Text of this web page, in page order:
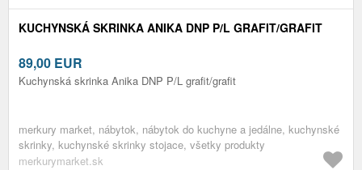
KUCHYNSKÁ SKRINKA ANIKA DNP P/L GRAFIT/GRAFIT
89,00 EUR
Kuchynská skrinka Anika DNP P/L grafit/grafit
merkury market, nábytok, nábytok do kuchyne a jedálne, kuchynské
skrinky, kuchynské skrinky stojace, všetky produkty
merkurymarket.sk